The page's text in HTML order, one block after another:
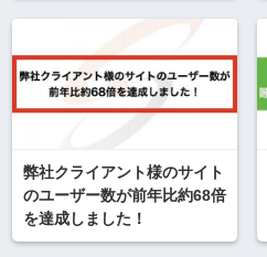
弊社クライアント様のサイト
のユーザー数が前年比約68倍
を達成しました！